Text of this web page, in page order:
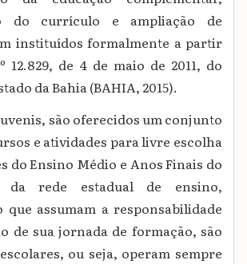
do currículo e ampliação de
instituídos formalmente a partir
12.829, de 4 de maio de 2011, do
da Bahia (BAHIA, 2015).
são oferecidos um conjunto
e atividades para livre escolha
do Ensino Médio e Anos Finais do
da rede estadual de ensino,
assumam a responsabilidade
de sua jornada de formação, são
ou seja, operam sempre